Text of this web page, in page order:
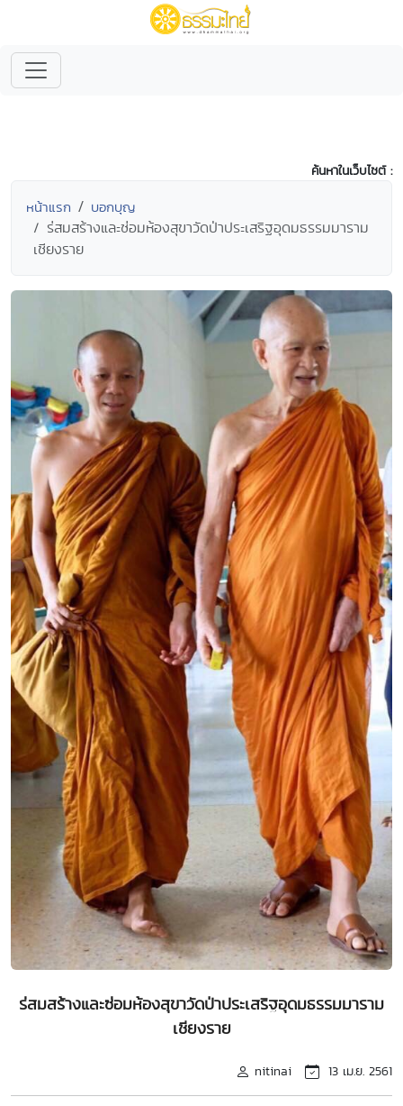
ค้นหาในเว็บไซต์ :
หน้าแรก บอกบุญ
ร่สมสร้างและซ่อมห้องสุขาวัดป่าประเสริฐอุดมธรรมมาราม
เชียงราย
ร่สมสร้างและซ่อมห้องสุขาวัดป่าประเสริฐอุดมธรรมมาราม
เชียงราย
nitinai 13 เม.ย. 2561